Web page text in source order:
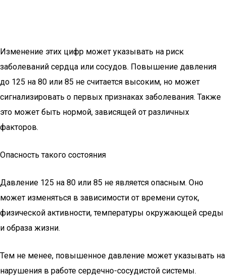
Изменение этих цифр может указывать на риск
заболеваний сердца или сосудов. Повышение давления
до 125 на 80 или 85 не считается высоким, но может
сигнализировать о первых признаках заболевания. Также
это может быть нормой, зависящей от различных
факторов.
Опасность такого состояния
Давление 125 на 80 или 85 не является опасным. Оно
может изменяться в зависимости от времени суток,
физической активности, температуры окружающей среды
и образа жизни.
Тем не менее, повышенное давление может указывать на
нарушения в работе сердечно-сосудистой системы.